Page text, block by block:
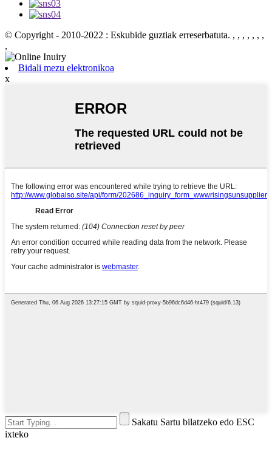
© Copyright - 2010-2022 : Eskubide guztiak erreserbatuta. , , , , , , ,
,
Bidali mezu elektronikoa
x
Sakatu Sartu bilatzeko edo ESC
ixteko